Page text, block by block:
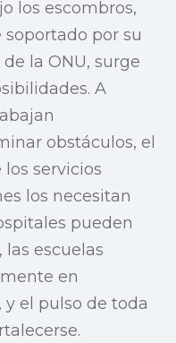
los escombros,
por su
la ONU, surge
A
obstáculos, el
servicios
los necesitan
pueden
las escuelas
en
el pulso de toda